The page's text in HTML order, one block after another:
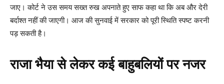
जाए। कोर्ट ने उस समय सख्त रुख अपनाते हुए साफ कहा था कि अब और देरी
बर्दाश्त नहीं की जाएगी। आज की सुनवाई में सरकार को पूरी स्थिति स्पष्ट करनी
पड़ सकती है।
राजा भैया से लेकर कई बाहुबलियों पर नजर